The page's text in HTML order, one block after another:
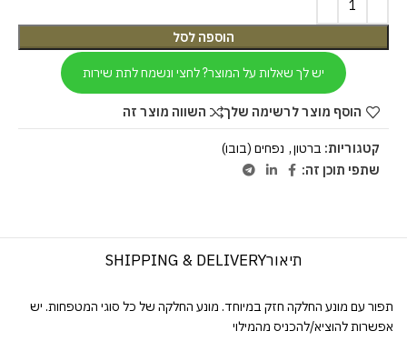
הוספה לסל
יש לך שאלות על המוצר? לחצי ונשמח לתת שירות
הוסף מוצר לרשימה שלך השווה מוצר זה
קטגוריות: ברטון, נפחים (בובו)
שתפי תוכן זה:
תיאורSHIPPING & DELIVERY
תפור עם מונע החלקה חזק במיוחד. מונע החלקה של כל סוגי המטפחות. יש
אפשרות להוציא/להכניס מהמילוי